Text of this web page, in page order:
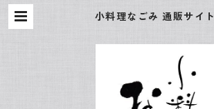
小料理なごみ 通販サイト